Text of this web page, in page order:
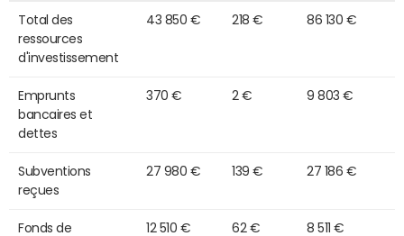
Total des
ressources
d'investissement
43 850 € 218 € 86 130 €
Emprunts
bancaires et
dettes
370 € 2 € 9 803 €
Subventions
reçues
27 980 € 139 € 27 186 €
Fonds de
12 510 € 62 € 8 511 €